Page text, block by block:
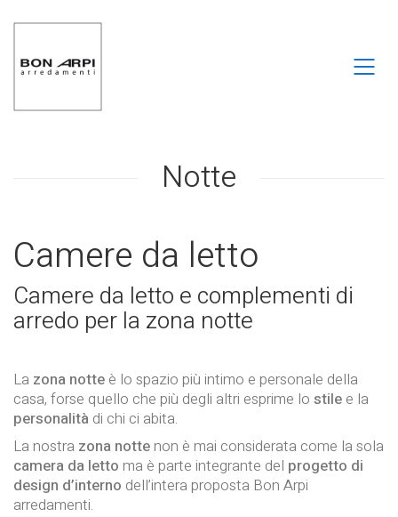
Notte
Camere da letto
Camere da letto e complementi di
arredo per la zona notte
La zona notte è lo spazio più intimo e personale della
casa, forse quello che più degli altri esprime lo stile e la
personalità di chi ci abita.
La nostra zona notte non è mai considerata come la sola
camera da letto ma è parte integrante del progetto di
design d’interno dell’intera proposta Bon Arpi
arredamenti.